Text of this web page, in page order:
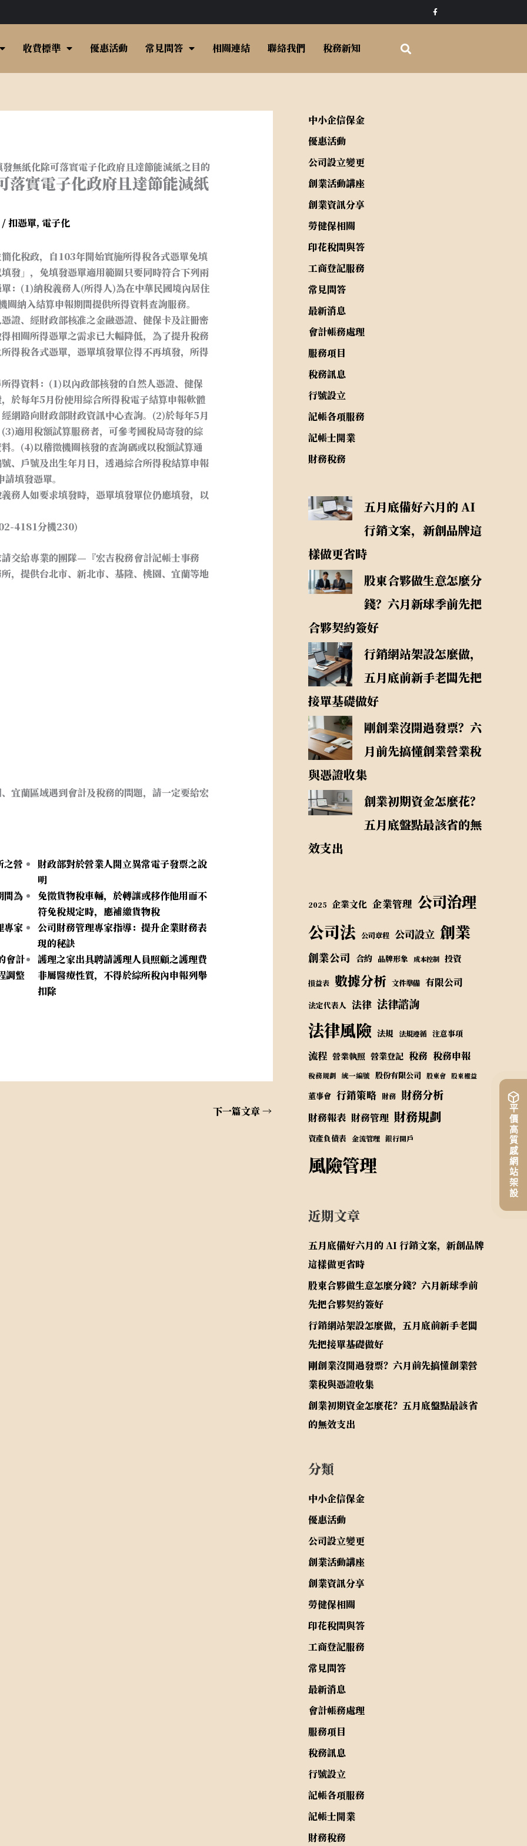
平價高質感網站架設
F
a
收費標準 優惠活動 常見問答 相關連結 聯絡我們 稅務新知
發無紙化除可落實電子化政府且達節能減紙之目的
落實電子化政府且達節能減紙
/扣憑單, 電子化
化稅政，自103年開始實施所得稅各式憑單免填
發」，免填發憑單適用範圍只要同時符合下列兩
：(1)納稅義務人(所得人)為在中華民國境內居住
納入結算申報期間提供所得資料查詢服務。
證、經財政部核准之金融憑證、健保卡及註冊密
相關所得憑單之需求已大幅降低，為了提升稅務
得稅各式憑單，憑單填發單位得不再填發，所得
得資料：(1)以內政部核發的自然人憑證、健保
於每年5月份使用綜合所得稅電子結算申報軟體
網路向財政部財政資訊中心查詢。(2)於每年5月
適用稅額試算服務者，可參考國稅局寄發的綜
。(4)以稽徵機關核發的查詢碼或以稅額試算通
、戶號及出生年月日，透過綜合所得稅結算申報
填發憑單。
務人如要求填發時，憑單填發單位仍應填發，以
4181分機230)
交給專業的團隊—『宏吉稅務會計記帳士事務
，提供台北市、新北市、基隆、桃園、宜蘭等地
宜蘭區域遇到會計及稅務的問題，請一定要給宏
之營
間為
專家
會計
調整
財政部對於營業人開立異常電子發票之說
明
免徵貨物稅車輛，於轉讓或移作他用而不
符免稅規定時，應補繳貨物稅
公司財務管理專家指導：提升企業財務表
現的秘訣
護理之家出具聘請護理人員照顧之護理費
非屬醫療性質，不得於綜所稅內申報列舉
扣除
下一篇文章→
中小企信保金
優惠活動
公司設立變更
創業活動講座
創業資訊分享
勞健保相關
印花稅問與答
工商登記服務
常見問答
最新消息
會計帳務處理
服務項目
稅務訊息
行號設立
記帳各項服務
記帳士開業
財務稅務
五月底備好六月的 AI
行銷文案，新創品牌這
樣做更省時
股東合夥做生意怎麼分
錢？六月新球季前先把
合夥契約簽好
行銷網站架設怎麼做，
五月底前新手老闆先把
接單基礎做好
剛創業沒開過發票？六
月前先搞懂創業營業稅
與憑證收集
創業初期資金怎麼花？
五月底盤點最該省的無
效支出
2025 企業文化 企業管理 公司治理
公司法 公司章程 公司設立 創業
創業公司 合約 品牌形象 成本控制 投資
損益表 數據分析 文件準備 有限公司
法定代表人 法律 法律諮詢
法律風險 法規 法規遵循 注意事項
流程 營業執照 營業登記 稅務 稅務申報
稅務規劃 統一編號 股份有限公司 股東會 股東權益
董事會 行銷策略 財務 財務分析
財務報表 財務管理 財務規劃
資產負債表 金流管理 銀行開戶
風險管理
近期文章
五月底備好六月的 AI 行銷文案，新創品牌
這樣做更省時
股東合夥做生意怎麼分錢？六月新球季前
先把合夥契約簽好
行銷網站架設怎麼做，五月底前新手老闆
先把接單基礎做好
剛創業沒開過發票？六月前先搞懂創業營
業稅與憑證收集
創業初期資金怎麼花？五月底盤點最該省
的無效支出
分類
中小企信保金
優惠活動
公司設立變更
創業活動講座
創業資訊分享
勞健保相關
印花稅問與答
工商登記服務
常見問答
最新消息
會計帳務處理
服務項目
稅務訊息
行號設立
記帳各項服務
記帳士開業
財務稅務